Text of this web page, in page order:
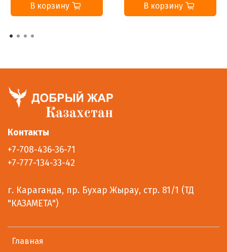
В корзину В корзину
Главная
Контакты
+7-708-436-36-71
+7-777-134-33-42
г. Караганда, пр. Бухар Жырау, стр. 81/1 (ТД
"КАЗАМЕТА")